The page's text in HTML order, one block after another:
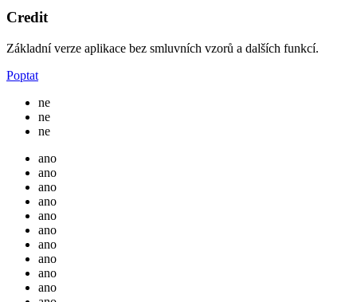
Credit
Základní verze aplikace bez smluvních vzorů a dalších funkcí.
Poptat
ne
ne
ne
ano
ano
ano
ano
ano
ano
ano
ano
ano
ano